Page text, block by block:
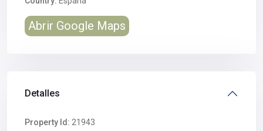
Abrir Google Maps
Detalles
Property Id: 21943